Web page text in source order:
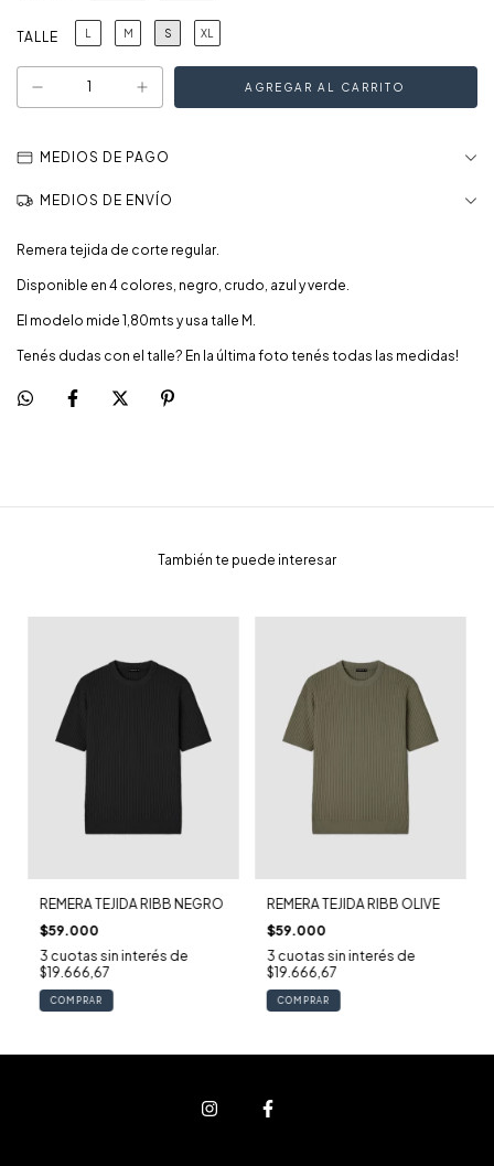
TALLE L M S XL
MEDIOS DE PAGO
MEDIOS DE ENVÍO
Remera tejida de corte regular.
Disponible en 4 colores, negro, crudo, azul y verde.
El modelo mide 1,80mts y usa talle M.
Tenés dudas con el talle? En la última foto tenés todas las medidas!
También te puede interesar
REMERA TEJIDA RIBB NEGRO
$59.000
3 cuotas sin interés de
$19.666,67
COMPRAR
REMERA TEJIDA RIBB OLIVE
$59.000
3 cuotas sin interés de
$19.666,67
COMPRAR